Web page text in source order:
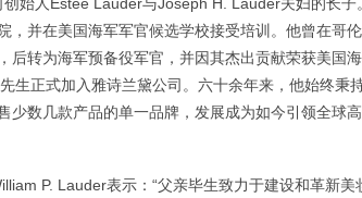
并在美国海军军官候选学校接受培训。他曾在哥
后转为海军预备役军官，并因其杰出贡献荣获美国
生正式加入雅诗兰黛公司。六十余年来，他始终秉
数几款产品的单一品牌，发展成为如今引领全球
P. Lauder表示：“父亲毕生致力于建设和革新美